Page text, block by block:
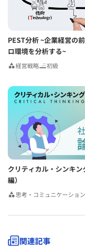
PEST分析 ~企業経営の
ロ環境を分析する~
経営戦略 初級
クリティカル・シンキン
編）
思考・コミュニケーション
関連記事